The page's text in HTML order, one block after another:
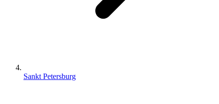
Sankt Petersburg